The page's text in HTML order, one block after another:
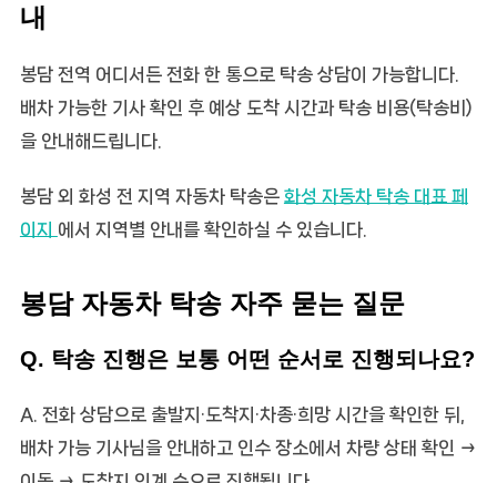
내
봉담 전역 어디서든 전화 한 통으로 탁송 상담이 가능합니다.
배차 가능한 기사 확인 후 예상 도착 시간과 탁송 비용(탁송비)
을 안내해드립니다.
봉담 외 화성 전 지역 자동차 탁송은 화성 자동차 탁송 대표 페
이지 에서 지역별 안내를 확인하실 수 있습니다.
봉담 자동차 탁송 자주 묻는 질문
Q. 탁송 진행은 보통 어떤 순서로 진행되나요?
A. 전화 상담으로 출발지·도착지·차종·희망 시간을 확인한 뒤,
배차 가능 기사님을 안내하고 인수 장소에서 차량 상태 확인 →